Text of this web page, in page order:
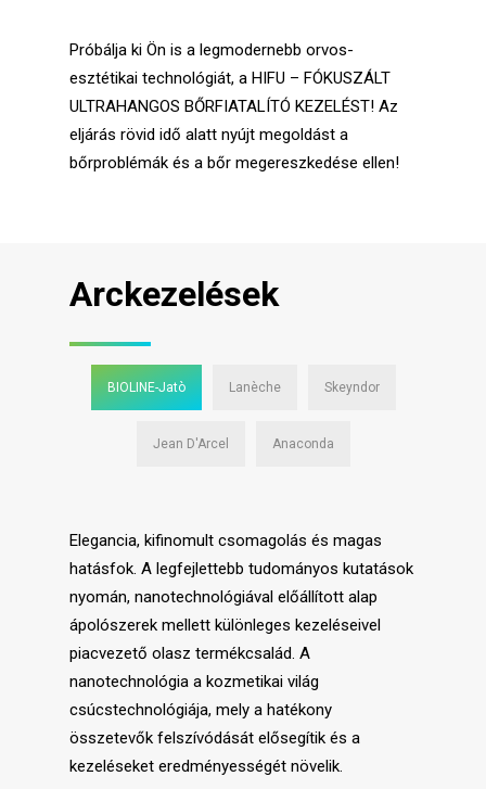
Próbálja ki Ön is a legmodernebb orvos-
esztétikai technológiát, a HIFU – FÓKUSZÁLT
ULTRAHANGOS BŐRFIATALÍTÓ KEZELÉST! Az
eljárás rövid idő alatt nyújt megoldást a
bőrproblémák és a bőr megereszkedése ellen!
Arckezelések
BIOLINE-Jatò Lanèche Skeyndor
Jean D'Arcel Anaconda
Elegancia, kifinomult csomagolás és magas
hatásfok. A legfejlettebb tudományos kutatások
nyomán, nanotechnológiával előállított alap
ápolószerek mellett különleges kezeléseivel
piacvezető olasz termékcsalád. A
nanotechnológia a kozmetikai világ
csúcstechnológiája, mely a hatékony
összetevők felszívódását elősegítik és a
kezeléseket eredményességét növelik.